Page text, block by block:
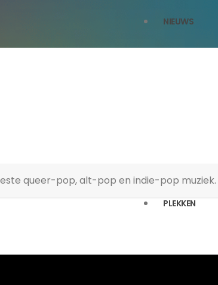
NIEUWS
PLEKKEN
queer-pop, alt-pop en indie-pop muziek.